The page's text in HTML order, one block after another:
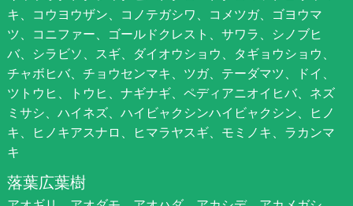
キ、コウヨウザン、コノテガシワ、コメツガ、ゴヨウマ
ツ、コニファー、ゴールドクレスト、サワラ、シノブヒ
バ、シラビソ、スギ、ダイオウショウ、タギョウショウ、
チャボヒバ、チョウセンマキ、ツガ、テーダマツ、ドイ、
ツトウヒ、トウヒ、ナギナギ、ペディアニオイヒバ、ネズ
ミサシ、ハイネズ、ハイビャクシンハイビャクシン、ヒノ
キ、ヒノキアスナロ、ヒマラヤスギ、モミノキ、ラカンマ
キ
落葉広葉樹